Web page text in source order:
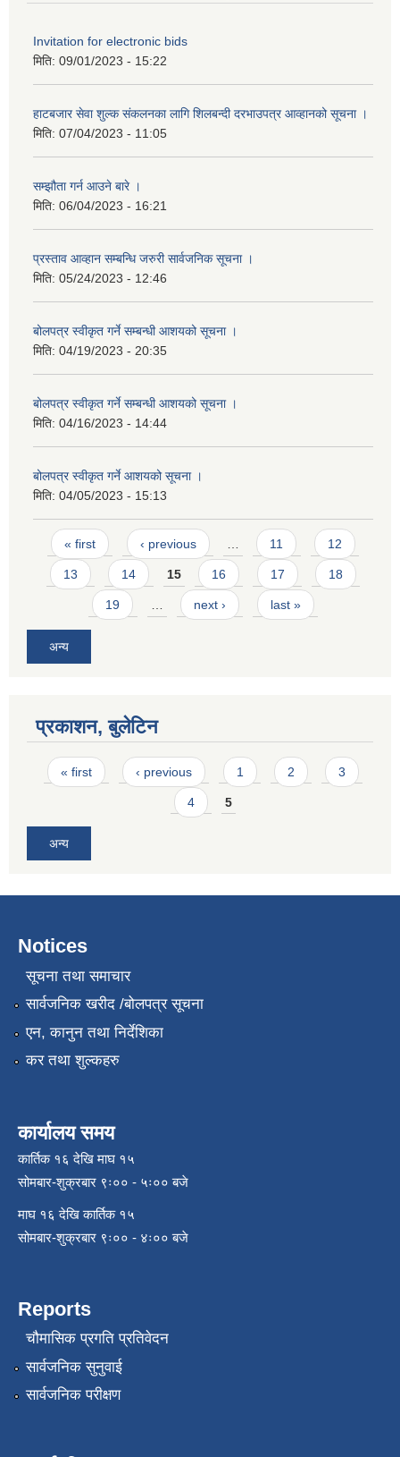
Invitation for electronic bids
मिति: 09/01/2023 - 15:22
हाटबजार सेवा शुल्क संकलनका लागि शिलबन्दी दरभाउपत्र आव्हानको सूचना ।
मिति: 07/04/2023 - 11:05
सम्झौता गर्न आउने बारे ।
मिति: 06/04/2023 - 16:21
प्रस्ताव आव्हान सम्बन्धि जरुरी सार्वजनिक सूचना ।
मिति: 05/24/2023 - 12:46
बोलपत्र स्वीकृत गर्ने सम्बन्धी आशयको सूचना ।
मिति: 04/19/2023 - 20:35
बोलपत्र स्वीकृत गर्ने सम्बन्धी आशयको सूचना ।
मिति: 04/16/2023 - 14:44
बोलपत्र स्वीकृत गर्ने आशयको सूचना ।
मिति: 04/05/2023 - 15:13
Pages
« first ‹ previous … 11 12
13 14 15 16 17 18
19 … next › last »
अन्य
प्रकाशन, बुलेटिन
Pages
« first ‹ previous 1 2 3
4 5
अन्य
Notices
सूचना तथा समाचार
सार्वजनिक खरीद /बोलपत्र सूचना
एन, कानुन तथा निर्देशिका
कर तथा शुल्कहरु
कार्यालय समय
कार्तिक १६ देखि माघ १५
सोमबार-शुक्रबार ९ः०० - ५ः०० बजे
माघ १६ देखि कार्तिक १५
सोमबार-शुक्रबार ९ः०० - ४ः०० बजे
Reports
चौमासिक प्रगति प्रतिवेदन
सार्वजनिक सुनुवाई
सार्वजनिक परीक्षण